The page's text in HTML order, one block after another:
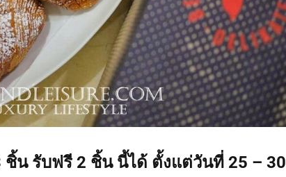
น รับฟรี 2 ชิ้น นี้ได้ ตั้งแต่วันที่ 25 – 30